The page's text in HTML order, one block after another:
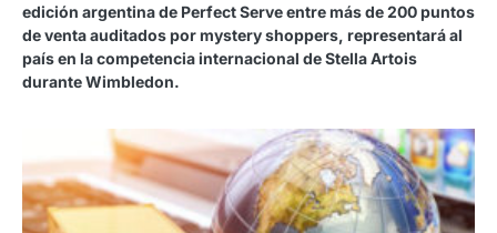
edición argentina de Perfect Serve entre más de 200 puntos
de venta auditados por mystery shoppers, representará al
país en la competencia internacional de Stella Artois
durante Wimbledon.